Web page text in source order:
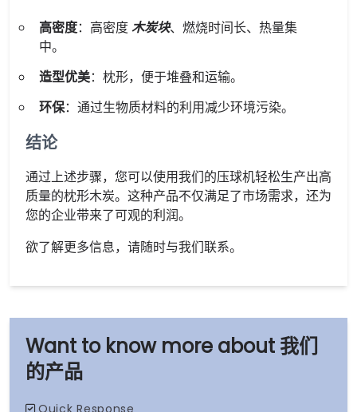
我们
的产品
高密度：高密度木炭块、燃烧时间长、热量集
中。
造型优美：枕形，便于堆叠和运输。
环保：通过生物质材料的利用减少环境污染。
结论
通过上述步骤，您可以使用我们的压球机轻松生产出高
质量的枕形木炭。这种产品不仅满足了市场需求，还为
您的企业带来了可观的利润。
欲了解更多信息，请随时与我们联系。